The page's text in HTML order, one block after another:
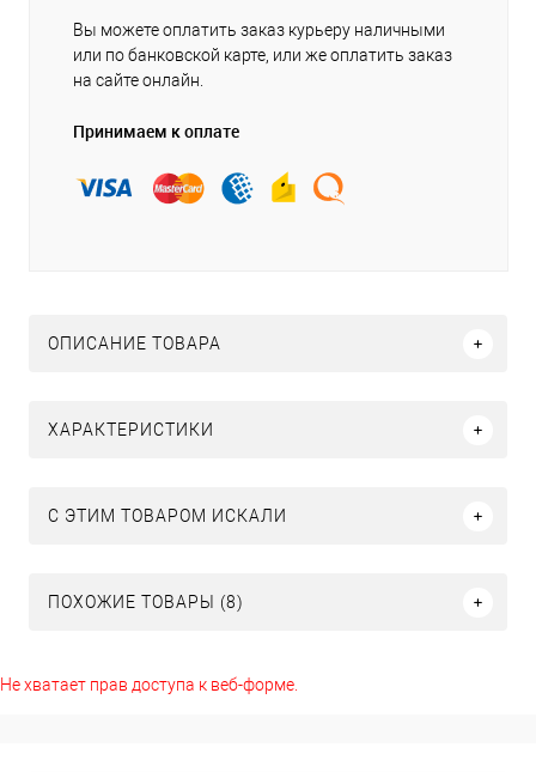
Вы можете оплатить заказ курьеру наличными
или по банковской карте, или же оплатить заказ
на сайте онлайн.
Принимаем к оплате
ОПИСАНИЕ ТОВАРА
ХАРАКТЕРИСТИКИ
C ЭТИМ ТОВАРОМ ИСКАЛИ
ПОХОЖИЕ ТОВАРЫ (8)
Не хватает прав доступа к веб-форме.